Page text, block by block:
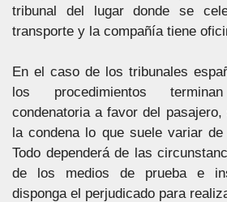
tribunal del lugar donde se
transporte y la compañía tiene
En el caso de los tribunales
los procedimientos
condenatoria a favor del
la condena lo que suele variar
Todo dependerá de las
de los medios de prueba e
disponga el perjudicado para